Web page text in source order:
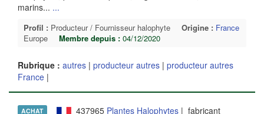
marins... ...
Profil : Producteur / Fournisseur halophyte Origine : France
Europe
Membre depuis : 04/12/2020
Rubrique : autres | producteur autres | producteur autres
France |
ACHAT 437965 Plantes Halophytes| fabricant